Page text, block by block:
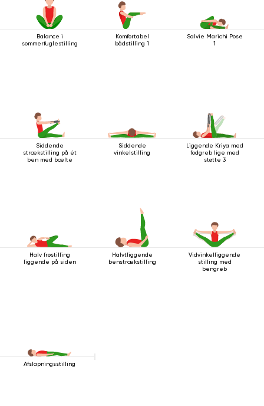
Balance i
sommerfuglestilling
Komfortabel
bådstilling 1
Salvie Marichi Pose
1
Siddende
strækstilling på ét
ben med bælte
Siddende
vinkelstilling
Liggende Kriya med
fodgreb lige med
støtte 3
Halv frøstilling
liggende på siden
Halvtliggende
benstrækstilling
Vidvinkelliggende
stilling med
bengreb
Afslapningsstilling